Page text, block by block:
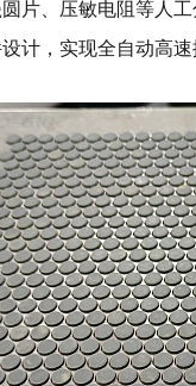
片、压敏电阻等人
计，实现全自动高